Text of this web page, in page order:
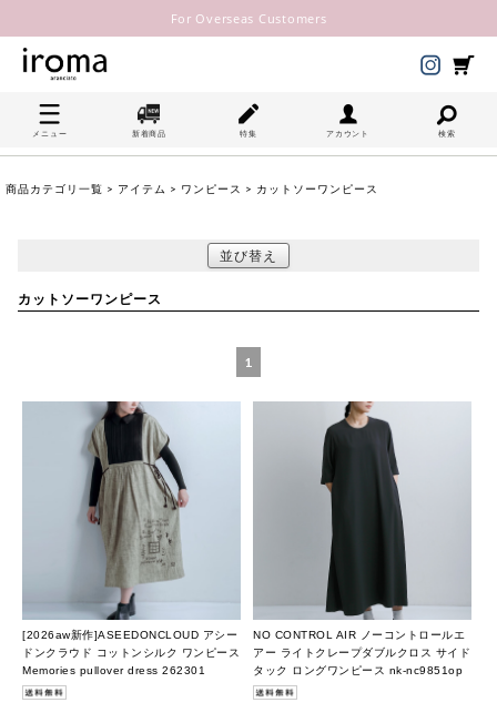
For Overseas Customers
メニュー 新着商品 特集 アカウント 検索
商品カテゴリ一覧 > アイテム > ワンピース > カットソーワンピース
並び替え
カットソーワンピース
1
[2026aw新作]ASEEDONCLOUD アシー
ドンクラウド コットンシルク ワンピース
Memories pullover dress 262301
NO CONTROL AIR ノーコントロールエ
アー ライトクレープダブルクロス サイド
タック ロングワンピース nk-nc9851op